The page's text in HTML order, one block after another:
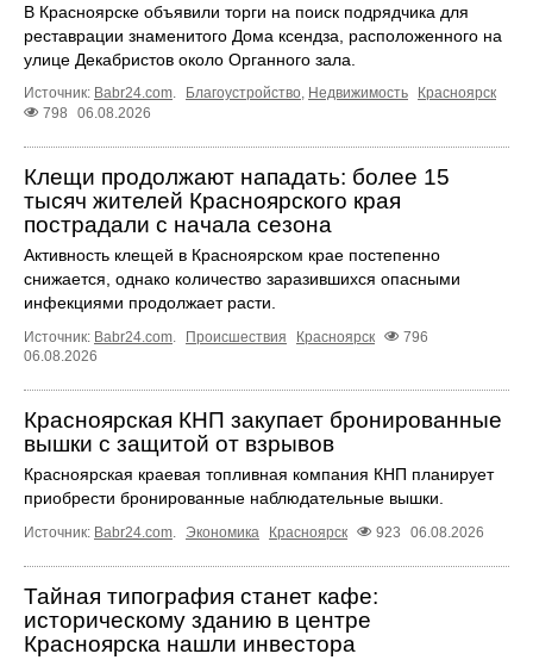
В Красноярске объявили торги на поиск подрядчика для
реставрации знаменитого Дома ксендза, расположенного на
улице Декабристов около Органного зала.
Источник: Babr24.com. Благоустройство, Недвижимость
Красноярск
798
06.08.2026
Клещи продолжают нападать: более 15
тысяч жителей Красноярского края
пострадали с начала сезона
Активность клещей в Красноярском крае постепенно
снижается, однако количество заразившихся опасными
инфекциями продолжает расти.
Источник: Babr24.com. Происшествия Красноярск
796
06.08.2026
Красноярская КНП закупает бронированные
вышки с защитой от взрывов
Красноярская краевая топливная компания КНП планирует
приобрести бронированные наблюдательные вышки.
Источник: Babr24.com. Экономика Красноярск 923 06.08.2026
Тайная типография станет кафе:
историческому зданию в центре
Красноярска нашли инвестора